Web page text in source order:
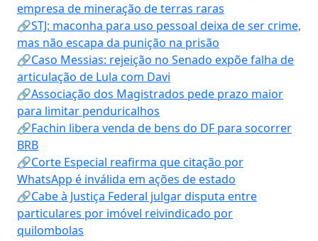
empresa de mineração de terras raras
🔗STJ: maconha para uso pessoal deixa de ser crime,
mas não escapa da punição na prisão
🔗Caso Messias: rejeição no Senado expõe falha de
articulação de Lula com Davi
🔗Associação dos Magistrados pede prazo maior
para limitar penduricalhos
🔗Fachin libera venda de bens do DF para socorrer
BRB
🔗Corte Especial reafirma que citação por
WhatsApp é inválida em ações de estado
🔗Cabe à Justiça Federal julgar disputa entre
particulares por imóvel reivindicado por
quilombolas